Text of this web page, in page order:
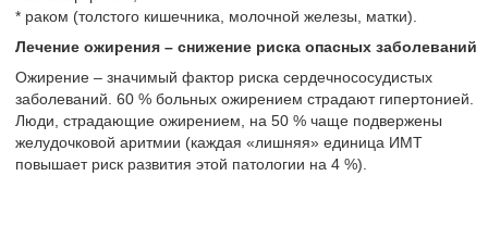
* раком (толстого кишечника, молочной железы, матки).
Лечение ожирения – снижение риска опасных заболеваний
Ожирение – значимый фактор риска сердечнососудистых
заболеваний. 60 % больных ожирением страдают гипертонией.
Люди, страдающие ожирением, на 50 % чаще подвержены
желудочковой аритмии (каждая «лишняя» единица ИМТ
повышает риск развития этой патологии на 4 %).